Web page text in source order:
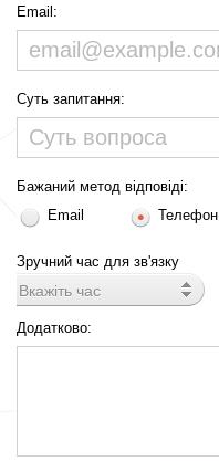
Email:
Суть запитання:
Бажаний метод відповіді:
Email
Телефон
Зручний час для зв'язку
Вкажіть час
Додатково: